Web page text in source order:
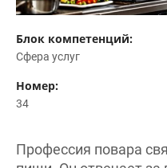
Блок компетенций:
Сфера услуг
Профессия повара
пищи. Он отвечает за